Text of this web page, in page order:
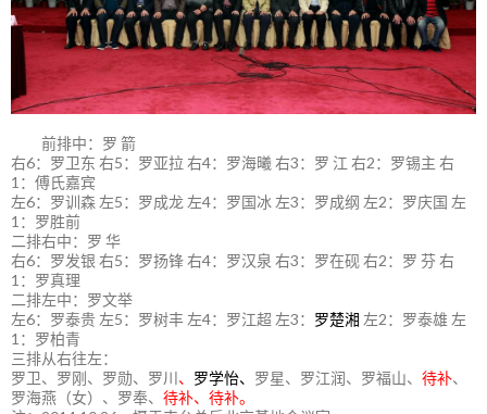
前排中：罗 箭
右6：罗卫东 右5：罗亚拉 右4：罗海曦 右3：罗 江 右2：罗锡主 右
1：傅氏嘉宾
左6：罗训森 左5：罗成龙 左4：罗国冰 左3：罗成纲 左2：罗庆国 左
1：罗胜前
二排右中：罗 华
右6：罗发银 右5：罗扬锋 右4：罗汉泉 右3：罗在砚 右2：罗 芬 右
1：罗真理
二排左中：罗文举
左6：罗泰贵 左5：罗树丰 左4：罗江超 左3： 罗楚湘 左2：罗泰雄 左
1：罗柏青
三排从右往左：
罗卫、罗刚、罗勋、罗川 、 罗学怡、 罗星、罗江润、罗福山、 待补、
罗海燕（女）、罗奉、 待补、待补。